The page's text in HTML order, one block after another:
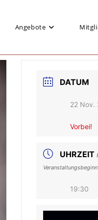
Angebote
DATUM
22 Nov.
Vorbei!
UHRZEIT
Veranstaltungsbeginn
19:30